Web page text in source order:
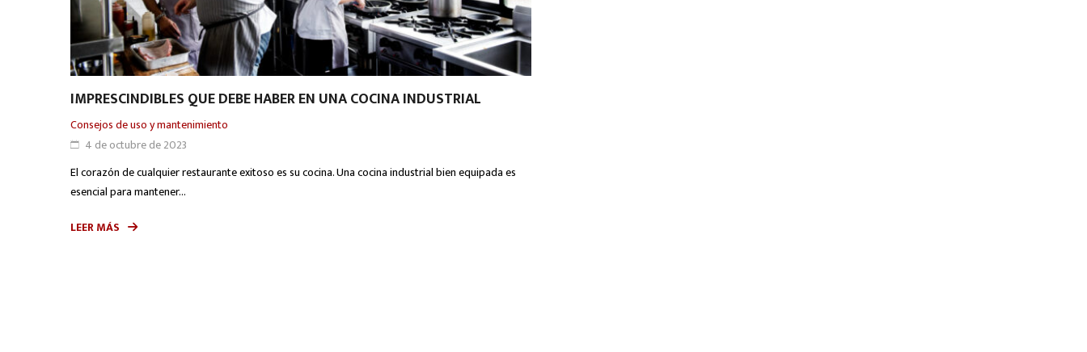
IMPRESCINDIBLES QUE DEBE HABER EN UNA COCINA INDUSTRIAL
Consejos de uso y mantenimiento
4 de octubre de 2023
El corazón de cualquier restaurante exitoso es su cocina. Una cocina industrial bien equipada es
esencial para mantener...
LEER MÁS